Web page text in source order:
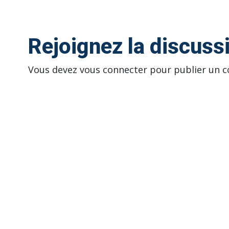
Rejoignez la
Vous devez vous connecter pour publier un